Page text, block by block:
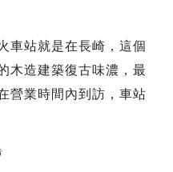
車站就是在長崎，這個
木造建築復古味濃，最
營業時間內到訪，車站